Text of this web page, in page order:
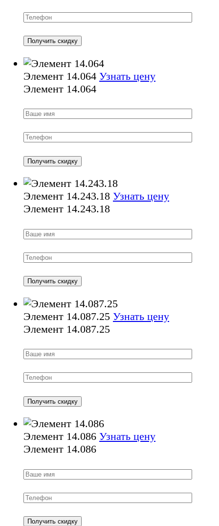
Элемент 14.064 Узнать цену
Элемент 14.064
Элемент 14.243.18 Узнать цену
Элемент 14.243.18
Элемент 14.087.25 Узнать цену
Элемент 14.087.25
Элемент 14.086 Узнать цену
Элемент 14.086